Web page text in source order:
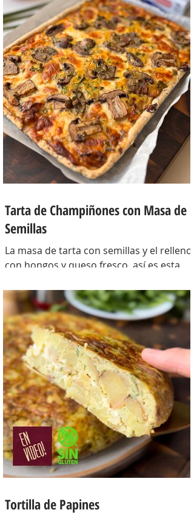
Tarta de Champiñones con Masa de
Semillas
La masa de tarta con semillas y el relleno
con hongos y queso fresco, así es esta
crocante con un relleno con mucho
sabor y bien cremoso. INGREDIENTES
Para la masa: Harina 0000 280 gr,
manteca 80 gr, mix de semillas (puse
girasol, lino y sesamo) 50 gr y agua 100
gr. Para el relleno: Cebollas 2 u, queso
cremoso 200 gr, hongos fileteados 100
gr, huevos 3 u, tomillo 3/4 de cdta, sal
c/n, pimienta negra c/n, crema de leche
200 gr y la par
Tortilla de Papines